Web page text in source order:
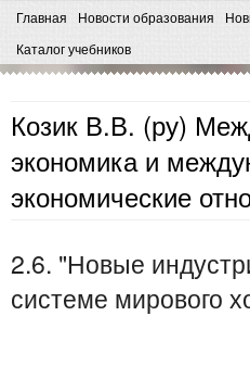
Главная Новости образования
Каталог учебников
Козик В.В. (ру)
экономика и
экономические
2.6. "Новые
системе мирового